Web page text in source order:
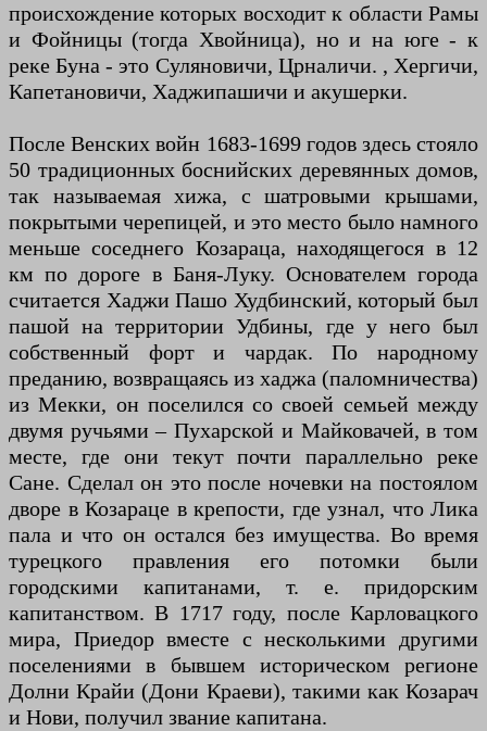
происхождение которых восходит к области Рамы
и Фойницы (тогда Хвойница), но и на юге - к
реке Буна - это Суляновичи, Црналичи. , Хергичи,
Капетановичи, Хаджипашичи и акушерки.
После Венских войн 1683-1699 годов здесь стояло
50 традиционных боснийских деревянных домов,
так называемая хижа, с шатровыми крышами,
покрытыми черепицей, и это место было намного
меньше соседнего Козараца, находящегося в 12
км по дороге в Баня-Луку. Основателем города
считается Хаджи Пашо Худбинский, который был
пашой на территории Удбины, где у него был
собственный форт и чардак. По народному
преданию, возвращаясь из хаджа (паломничества)
из Мекки, он поселился со своей семьей между
двумя ручьями – Пухарской и Майковачей, в том
месте, где они текут почти параллельно реке
Сане. Сделал он это после ночевки на постоялом
дворе в Козараце в крепости, где узнал, что Лика
пала и что он остался без имущества. Во время
турецкого правления его потомки были
городскими капитанами, т. е. придорским
капитанством. В 1717 году, после Карловацкого
мира, Приедор вместе с несколькими другими
поселениями в бывшем историческом регионе
Долни Крайи (Дони Краеви), такими как Козарач
и Нови, получил звание капитана.